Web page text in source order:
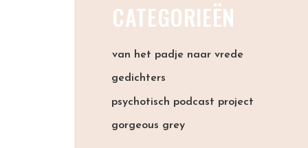
CATEGORIEËN
van het padje naar vrede
psychotisch podcast project
gorgeous grey
gedichters